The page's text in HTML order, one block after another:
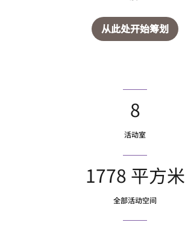
从此处开始筹划
8
活动室
1778 平方米
全部活动空间